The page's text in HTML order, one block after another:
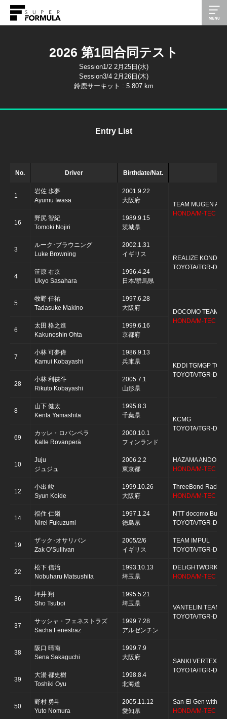
2026 第1回合同テスト
Session1/2 2月25日(水)
Session3/4 2月26日(木)
鈴鹿サーキット : 5.807 km
Entry List
No. Driver Birthdate/Nat.
1
岩佐 歩夢
Ayumu Iwasa
2001.9.22
大阪府
TEAM MUGEN
HONDA/M-TEC
16
野尻 智紀
Tomoki Nojiri
1989.9.15
茨城県
3
ルーク･ブラウニング
Luke Browning
2002.1.31
イギリス
REALIZE KONDO
TOYOTA/TGR-D
4
笹原 右京
Ukyo Sasahara
1996.4.24
日本/群馬県
5
牧野 任祐
Tadasuke Makino
1997.6.28
大阪府
DOCOMO TEAM
HONDA/M-TEC
6
太田 格之進
Kakunoshin Ohta
1999.6.16
京都府
7
小林 可夢偉
Kamui Kobayashi
1986.9.13
兵庫県
KDDI TGMGP
TOYOTA/TGR-D
28
小林 利徠斗
Rikuto Kobayashi
2005.7.1
山形県
8
山下 健太
Kenta Yamashita
1995.8.3
千葉県
KCMG
TOYOTA/TGR-D
69
カッレ・ロバンペラ
Kalle Rovanperä
2000.10.1
フィンランド
10
Juju
ジュジュ
2006.2.2
東京都
HAZAMA ANDO
HONDA/M-TEC
12
小出 峻
Syun Koide
1999.10.26
大阪府
ThreeBond Racing
HONDA/M-TEC
14
福住 仁嶺
Nirei Fukuzumi
1997.1.24
徳島県
NTT docomo
TOYOTA/TGR-D
19
ザック･オサリバン
Zak O’Sullivan
2005/2/6
イギリス
TEAM IMPUL
TOYOTA/TGR-D
22
松下 信治
Nobuharu Matsushita
1993.10.13
埼玉県
DELiGHTWORKS
HONDA/M-TEC
36
坪井 翔
Sho Tsuboi
1995.5.21
埼玉県
VANTELIN TEAM
TOYOTA/TGR-D
37
サッシャ・フェネストラズ
Sacha Fenestraz
1999.7.28
アルゼンチン
38
阪口 晴南
Sena Sakaguchi
1999.7.9
大阪府
SANKI VERTEX
TOYOTA/TGR-D
39
大湯 都史樹
Toshiki Oyu
1998.8.4
北海道
50
野村 勇斗
Yuto Nomura
2005.11.12
愛知県
San-Ei Gen with B-
HONDA/M-TEC